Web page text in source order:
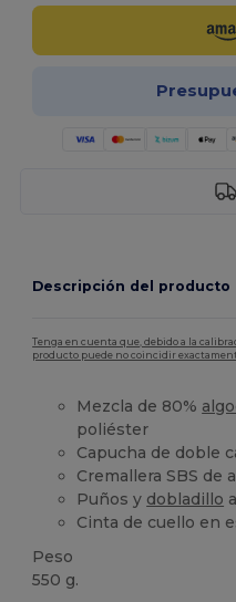
Descripción del producto
Tenga en cuenta que, debido a la
producto puede no coincidir
Mezcla de 80%
poliéster
Capucha de doble
Cremallera SBS de
Puños y dobladillo
Cinta de cuello en
Peso
550 g.